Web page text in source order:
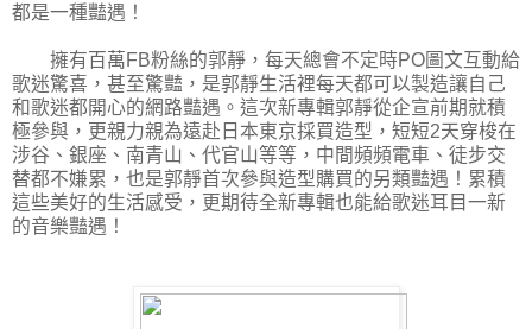
都是一種豔遇！
擁有百萬FB粉絲的郭靜，每天總會不定時PO圖文互動給
歌迷驚喜，甚至驚豔，是郭靜生活裡每天都可以製造讓自己
和歌迷都開心的網路豔遇。這次新專輯郭靜從企宣前期就積
極參與，更親力親為遠赴日本東京採買造型，短短2天穿梭在
涉谷、銀座、南青山、代官山等等，中間頻頻電車、徒步交
替都不嫌累，也是郭靜首次參與造型購買的另類豔遇！累積
這些美好的生活感受，更期待全新專輯也能給歌迷耳目一新
的音樂豔遇！